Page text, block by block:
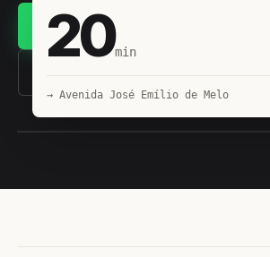
(11) 93407-8838
20min
→ Avenida José Emílio de Melo